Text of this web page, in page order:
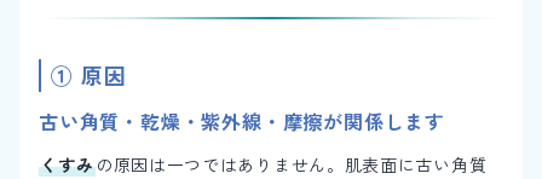
① 原因
古い角質・乾燥・紫外線・摩擦が関係します
くすみの原因は一つではありません。肌表面に古い角質